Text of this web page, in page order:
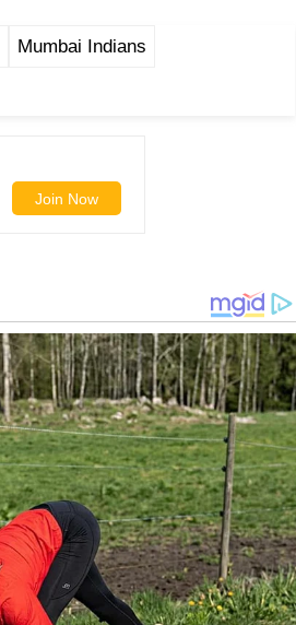
Mumbai Indians